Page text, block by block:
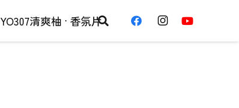
YO307清爽柚 · 香氛片